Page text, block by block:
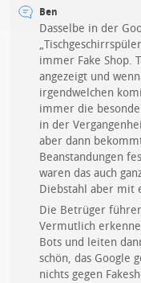
Ben
Dasselbe in der
immer Fake Shop.
angezeigt und
irgendwelchen
immer die
in der
aber dann
Beanstandungen
waren das auch
Diebstahl aber mit
Die Betrüger
Vermutlich
Bots und leiten
schön, das Google
nichts gegen